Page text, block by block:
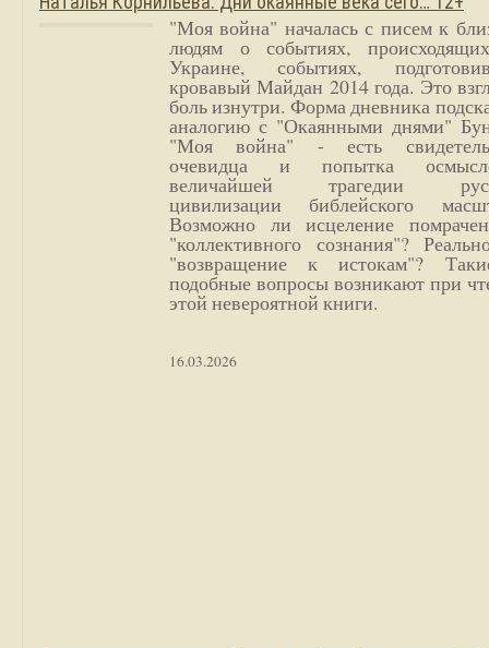
"Моя война" началась с писем к
людям о событиях,
Украине, событиях,
кровавый Майдан 2014 года. Это
боль изнутри. Форма дневника
аналогию с "Окаянными днями"
"Моя война" - есть
очевидца и попытка
величайшей трагедии
цивилизации библейского
Возможно ли исцеление
"коллективного сознания"?
"возвращение к истокам"?
подобные вопросы возникают при
этой невероятной книги.
16.03.2026